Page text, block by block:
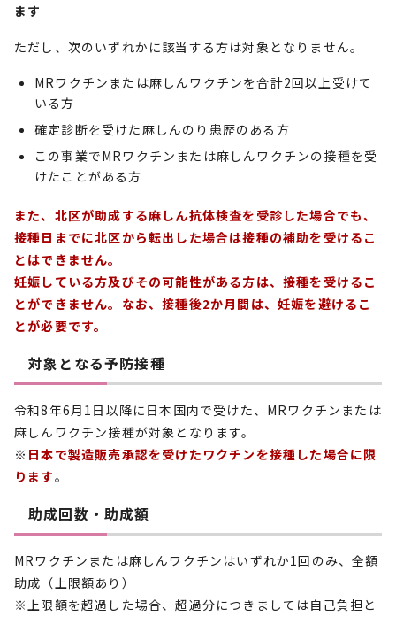
ます
ただし、次のいずれかに該当する方は対象となりません。
MRワクチンまたは麻しんワクチンを合計2回以上受けて
いる方
確定診断を受けた麻しんのり患歴のある方
この事業でMRワクチンまたは麻しんワクチンの接種を受
けたことがある方
また、北区が助成する麻しん抗体検査を受診した場合でも、
接種日までに北区から転出した場合は接種の補助を受けるこ
とはできません。
妊娠している方及びその可能性がある方は、接種を受けるこ
とができません。なお、接種後2か月間は、妊娠を避けるこ
とが必要です。
対象となる予防接種
令和8年6月1日以降に日本国内で受けた、MRワクチンまたは
麻しんワクチン接種が対象となります。
※ 日本で製造販売承認を受けたワクチンを接種した場合に限
ります。
助成回数・助成額
MRワクチンまたは麻しんワクチンはいずれか1回のみ、全額
助成（上限額あり）
※上限額を超過した場合、超過分につきましては自己負担と